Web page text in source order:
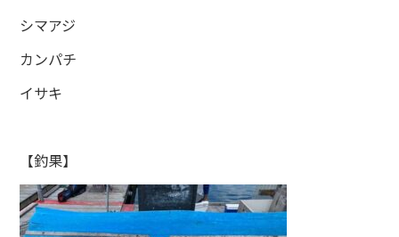
シマアジ
カンパチ
イサキ
【釣果】